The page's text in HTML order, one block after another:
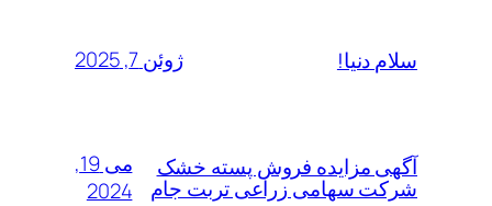
سلام دنیا! ژوئن 7, 2025
آگهی مزایده فروش پسته خشک
شرکت سهامی زراعی تربت جام
می 19,
2024